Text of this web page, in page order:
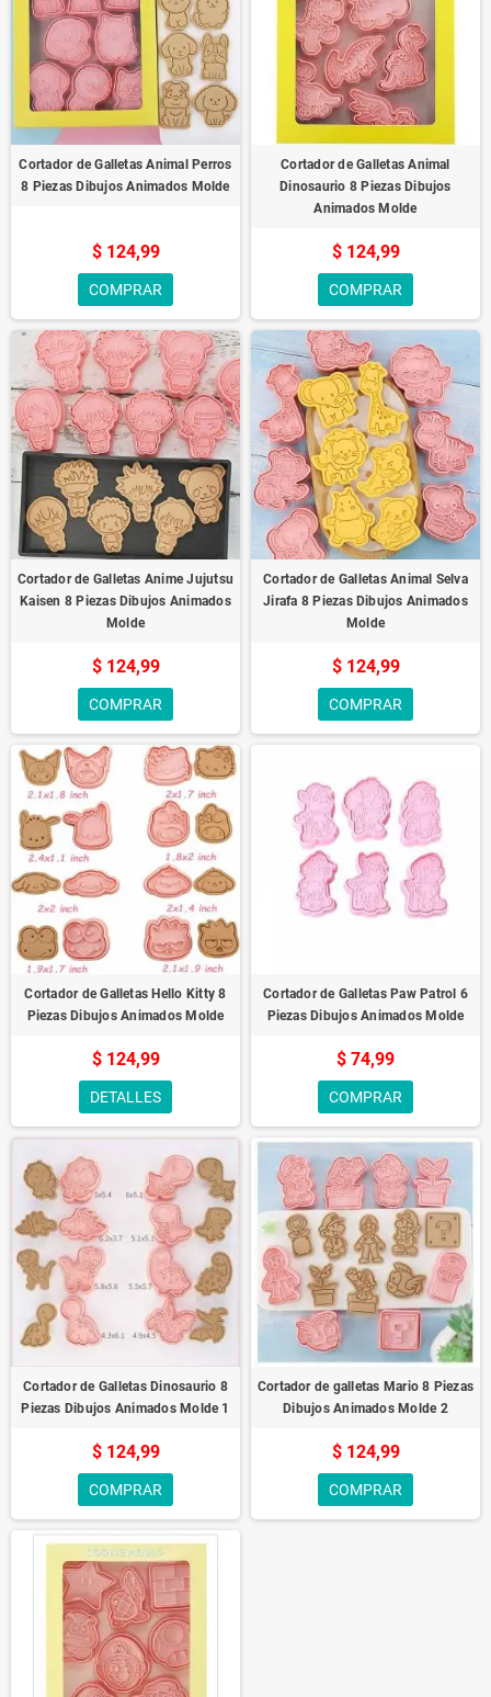
Cortador de Galletas Animal Perros
8 Piezas Dibujos Animados Molde
$ 124,99
COMPRAR
Cortador de Galletas Animal
Dinosaurio 8 Piezas Dibujos
Animados Molde
$ 124,99
COMPRAR
Cortador de Galletas Anime Jujutsu
Kaisen 8 Piezas Dibujos Animados
Molde
$ 124,99
COMPRAR
Cortador de Galletas Animal Selva
Jirafa 8 Piezas Dibujos Animados
Molde
$ 124,99
COMPRAR
Cortador de Galletas Hello Kitty 8
Piezas Dibujos Animados Molde
$ 124,99
DETALLES
Cortador de Galletas Paw Patrol 6
Piezas Dibujos Animados Molde
$ 74,99
COMPRAR
Cortador de Galletas Dinosaurio 8
Piezas Dibujos Animados Molde 1
$ 124,99
COMPRAR
Cortador de galletas Mario 8 Piezas
Dibujos Animados Molde 2
$ 124,99
COMPRAR